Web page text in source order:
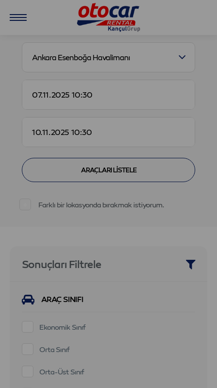
Ankara Esenboğa Havalimanı
Farklı bir lokasyonda bırakmak istiyorum.
Sonuçları Filtrele
ARAÇ SINIFI
Ekonomik Sınıf
Orta Sınıf
Orta-Üst Sınıf